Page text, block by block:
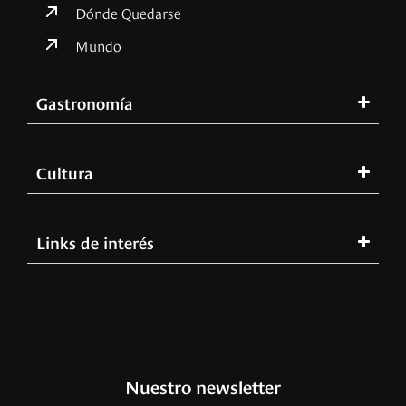
Dónde Quedarse
Mundo
Gastronomía
Cultura
Links de interés
Nuestro newsletter